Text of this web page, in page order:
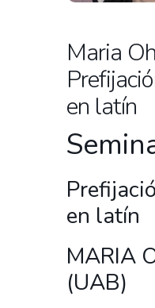
Maria
en latín
en latín
MARIA
(UAB)